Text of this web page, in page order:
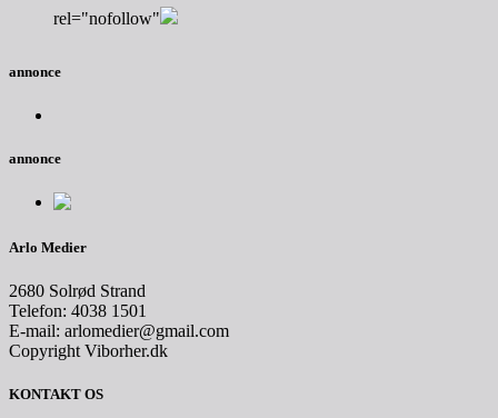
rel="nofollow"
annonce
annonce
Arlo Medier
2680 Solrød Strand
Telefon: 4038 1501
E-mail: arlomedier@gmail.com
Copyright Viborher.dk
KONTAKT OS